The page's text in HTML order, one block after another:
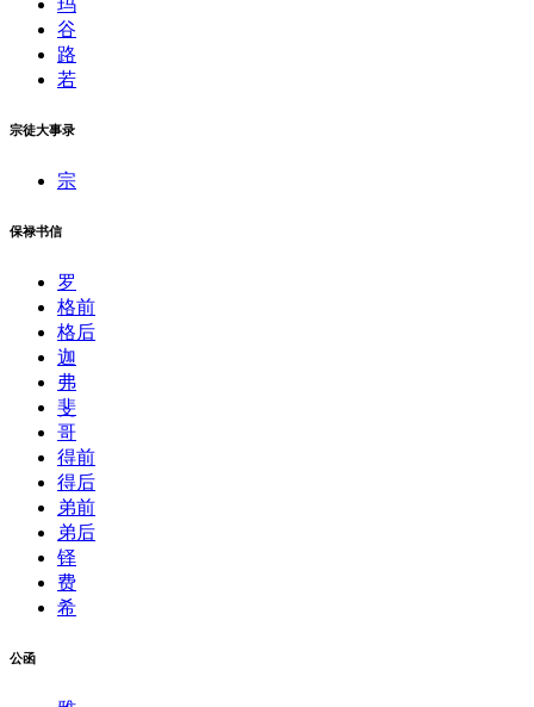
谷
路
若
宗徒大事录
宗
保禄书信
罗
格前
格后
迦
弗
斐
哥
得前
得后
弟前
弟后
铎
费
希
公函